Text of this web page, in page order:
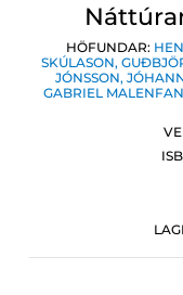
HÖFUNDAR:
SKÚLASON,
JÓNSSON,
GABRIEL